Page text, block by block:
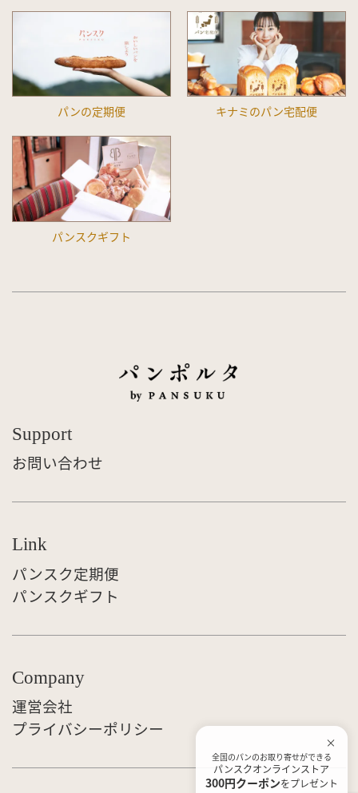
全国のパンのお取り寄せができる
パンスクオンラインストア
300円クーポンをプレゼント
パンの定期便 キナミのパン宅配便
パンスクギフト
Support
お問い合わせ
Link
パンスク定期便
パンスクギフト
Company
運営会社
プライバシーポリシー